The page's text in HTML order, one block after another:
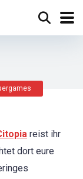
reist ihr
dort eure